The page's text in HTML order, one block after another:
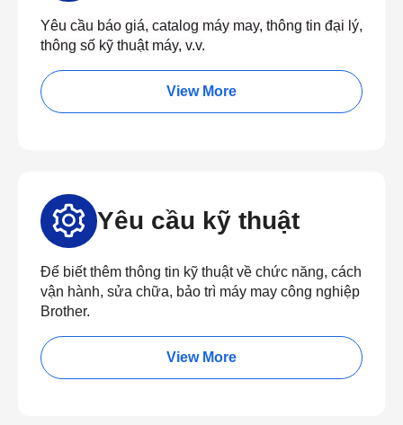
Yêu cầu báo giá, catalog máy may, thông tin đại lý,
thông số kỹ thuật máy, v.v.
View More
Yêu cầu kỹ thuật
Để biết thêm thông tin kỹ thuật về chức năng, cách
vận hành, sửa chữa, bảo trì máy may công nghiệp
Brother.
View More